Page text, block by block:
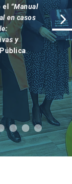
“Manual
en casos
y
.